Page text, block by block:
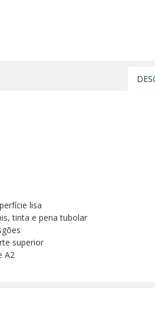
lisa
tinta e pena tubolar
superior
A2